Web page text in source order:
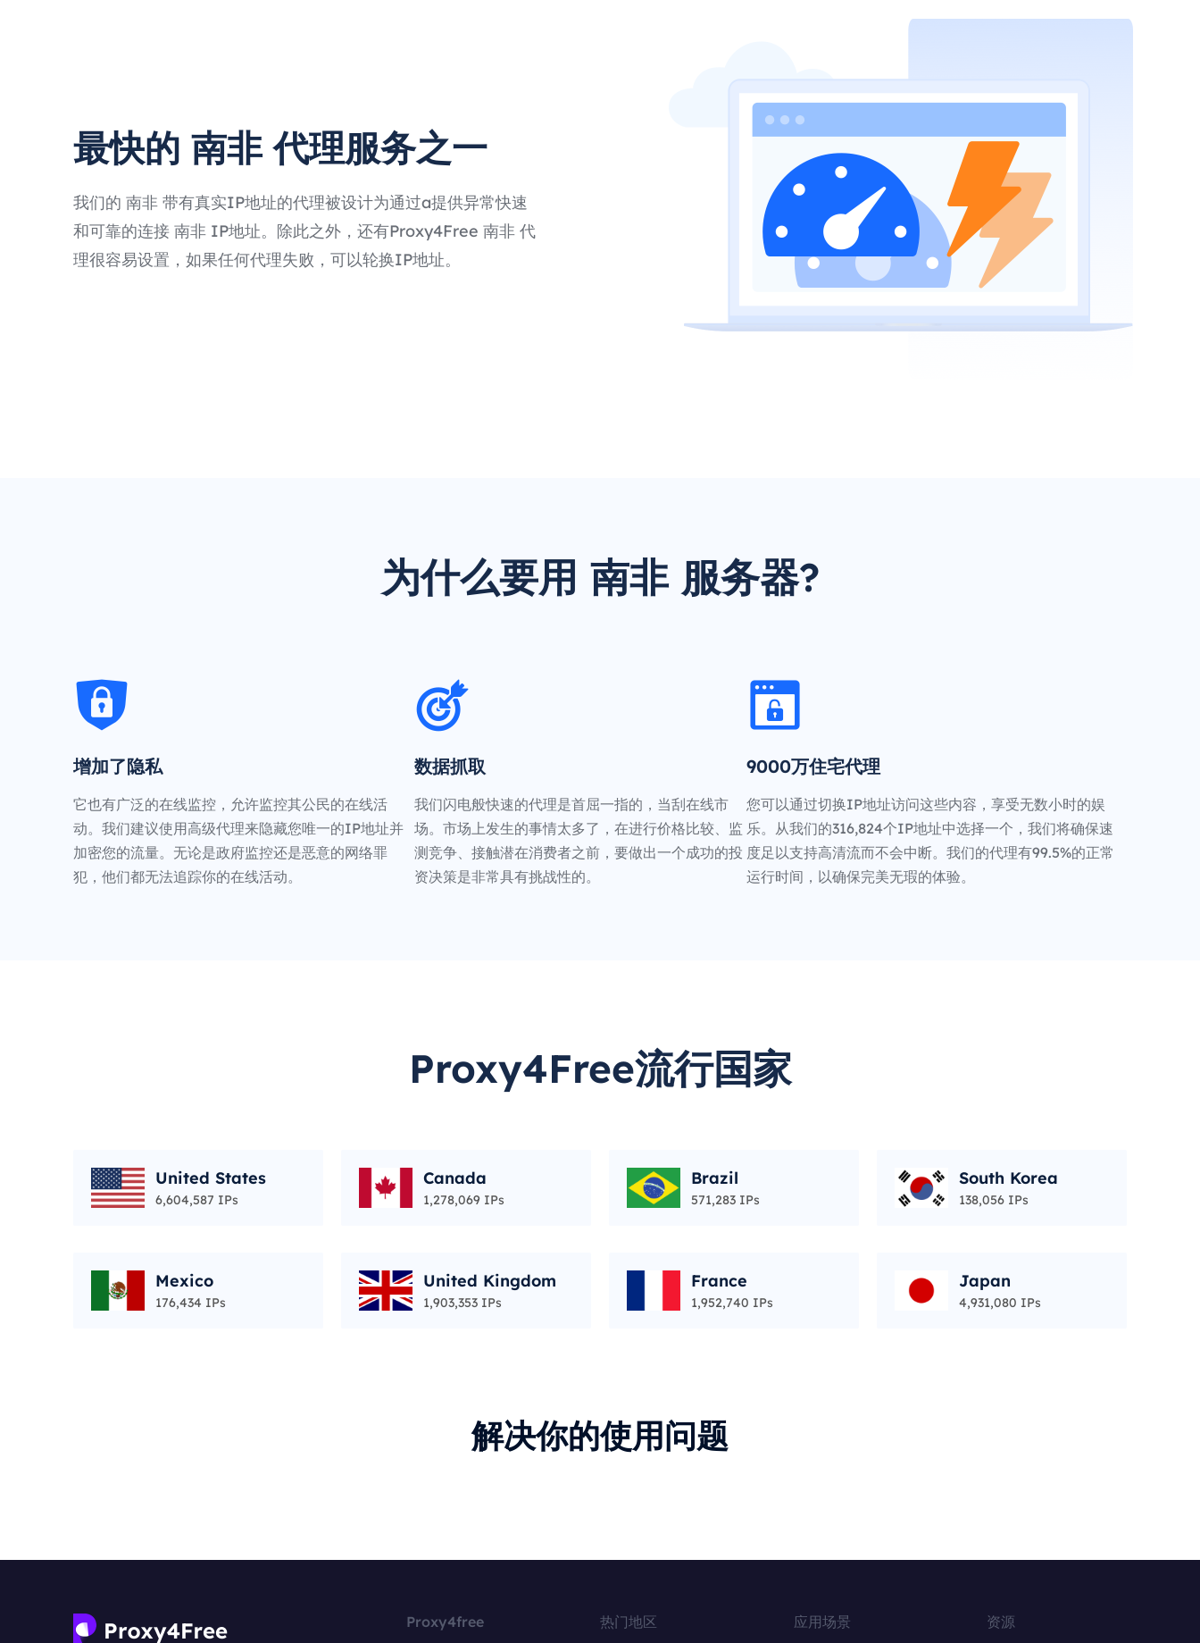
最快的 南非 代理服务之一
我们的 南非 带有真实IP地址的代理被设计为通过a提供异常快速
和可靠的连接 南非 IP地址。除此之外，还有Proxy4Free 南非 代
理很容易设置，如果任何代理失败，可以轮换IP地址。
为什么要用 南非 服务器?
增加了隐私
它也有广泛的在线监控，允许监控其公民的在线活
动。我们建议使用高级代理来隐藏您唯一的IP地址并
加密您的流量。无论是政府监控还是恶意的网络罪
犯，他们都无法追踪你的在线活动。
数据抓取
我们闪电般快速的代理是首屈一指的，当刮在线市
场。市场上发生的事情太多了，在进行价格比较、监
测竞争、接触潜在消费者之前，要做出一个成功的投
资决策是非常具有挑战性的。
9000万住宅代理
您可以通过切换IP地址访问这些内容，享受无数小时的娱
乐。从我们的316,824个IP地址中选择一个，我们将确保速
度足以支持高清流而不会中断。我们的代理有99.5%的正常
运行时间，以确保完美无瑕的体验。
Proxy4Free流行国家
United States
6,604,587 IPs
Canada
1,278,069 IPs
Brazil
571,283 IPs
South Korea
138,056 IPs
Mexico
176,434 IPs
United Kingdom
1,903,353 IPs
France
1,952,740 IPs
Japan
4,931,080 IPs
解决你的使用问题
Proxy4free 热门地区 应用场景 资源